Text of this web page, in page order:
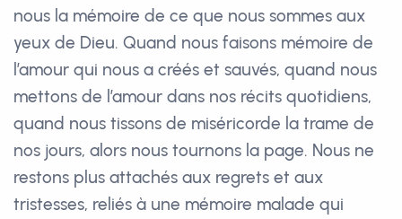
nous la mémoire de ce que nous sommes aux
yeux de Dieu. Quand nous faisons mémoire de
l’amour qui nous a créés et sauvés, quand nous
mettons de l’amour dans nos récits quotidiens,
quand nous tissons de miséricorde la trame de
nos jours, alors nous tournons la page. Nous ne
restons plus attachés aux regrets et aux
tristesses, reliés à une mémoire malade qui